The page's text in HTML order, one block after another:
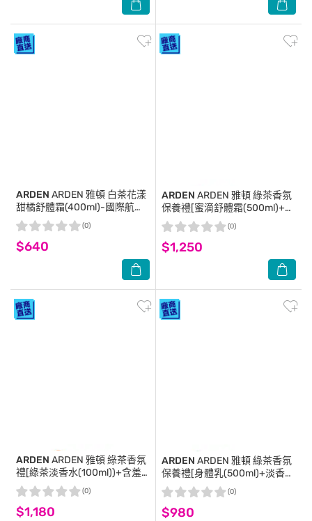
ARDEN ARDEN 雅頓 白茶花漾
甜橘舒體霜(400ml)-國際航空
版
$640
(0)
ARDEN ARDEN 雅頓 綠茶香氛
保養禮[蜜滴舒體霜(500ml)+淡
香水(100ml)+擴香掛飾]-附精
品禮袋-國際航空版
$1,250
(0)
ARDEN ARDEN 雅頓 綠茶香氛
禮[綠茶淡香水(100ml))+含羞
草香水(100ml)+擴香掛飾]-附
禮袋-國際航空版
$1,180
(0)
ARDEN ARDEN 雅頓 綠茶香氛
保養禮[身體乳(500ml)+淡香水
(100ml)+擴香掛飾]-附精品禮
袋-國際航空版
$980
(0)